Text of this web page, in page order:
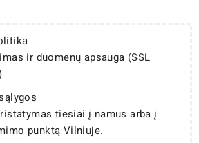
ir duomenų apsauga (SSL
tiesiai į namus arba į
punktą Vilniuje.